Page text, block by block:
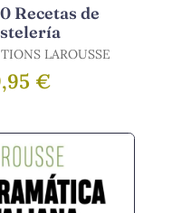
Recetas de
LAROUSSE
€